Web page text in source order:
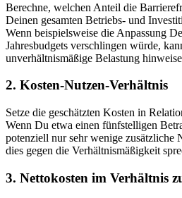
Berechne, welchen Anteil die
Deinen gesamten Betriebs- und
Wenn beispielsweise die Anpassung
Jahresbudgets verschlingen würde,
unverhältnismäßige Belastung
2. Kosten-Nutzen-Verhältnis
Setze die geschätzten Kosten in
Wenn Du etwa einen fünfstelligen
potenziell nur sehr wenige zusätzliche
dies gegen die Verhältnismäßigkeit
3. Nettokosten im Verhältnis